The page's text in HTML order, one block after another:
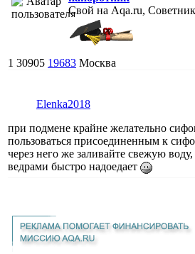
Свой на Aqa.ru, Советник
1 30905 19683 Москва
Elenka2018
при подмене крайне желательно
пользоваться присоединенным к
через него же заливайте свежую воду,
ведрами быстро надоедает